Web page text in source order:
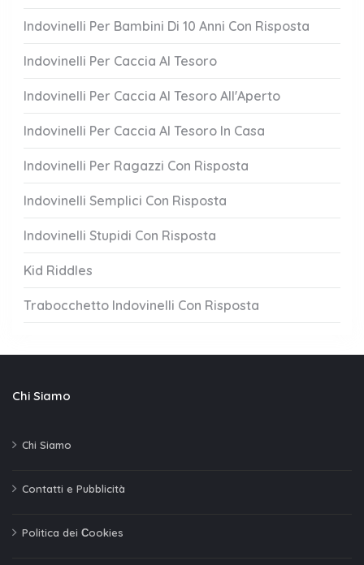
Indovinelli Per Bambini Di 10 Anni Con Risposta
Indovinelli Per Caccia Al Tesoro
Indovinelli Per Caccia Al Tesoro All'Aperto
Indovinelli Per Caccia Al Tesoro In Casa
Indovinelli Per Ragazzi Con Risposta
Indovinelli Semplici Con Risposta
Indovinelli Stupidi Con Risposta
Kid Riddles
Trabocchetto Indovinelli Con Risposta
Chi Siamo
Chi Siamo
Contatti e Pubblicità
Politica dei Сookies